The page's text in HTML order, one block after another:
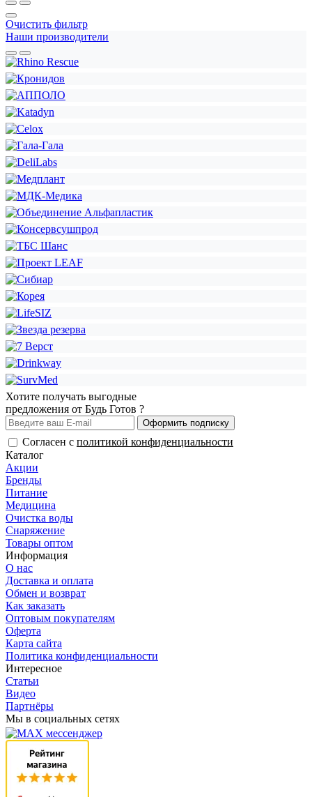
Очистить фильтр
Наши производители
Хотите получать выгодные
предложения от Будь Готов ?
Оформить подписку
Согласен с политикой конфиденциальности
Каталог
Акции
Бренды
Питание
Медицина
Очистка воды
Снаряжение
Товары оптом
Информация
О нас
Доставка и оплата
Обмен и возврат
Как заказать
Оптовым покупателям
Оферта
Карта сайта
Политика конфиденциальности
Интересное
Статьи
Видео
Партнёры
Мы в социальных сетях